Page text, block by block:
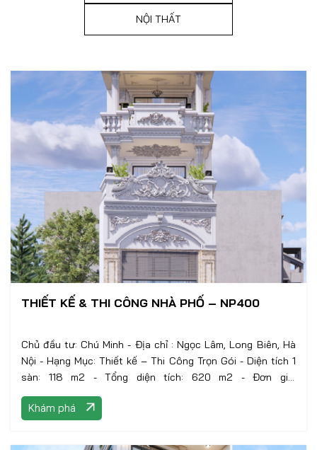
NỘI THẤT
THIẾT KẾ & THI CÔNG NHÀ PHỐ – NP400
Chủ đầu tư: Chú Minh - Địa chỉ : Ngọc Lâm, Long Biên, Hà
Nội - Hạng Mục: Thiết kế – Thi Công Trọn Gói - Diện tích 1
sàn: 118 m2 - Tổng diện tích: 620 m2 - Đơn giá:
Khám phá